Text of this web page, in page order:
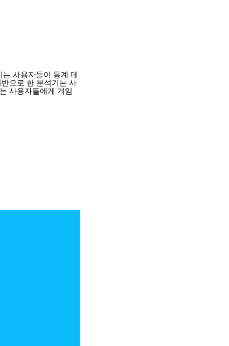
사용자들이 통계 데
으로 한 분석기는 사
사용자들에게 게임